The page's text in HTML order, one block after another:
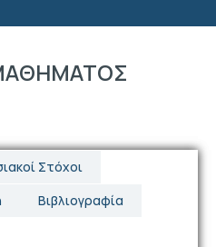
Στόχοι
Βιβλιογραφία